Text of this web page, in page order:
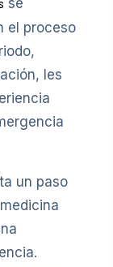
se
el proceso
les
un paso